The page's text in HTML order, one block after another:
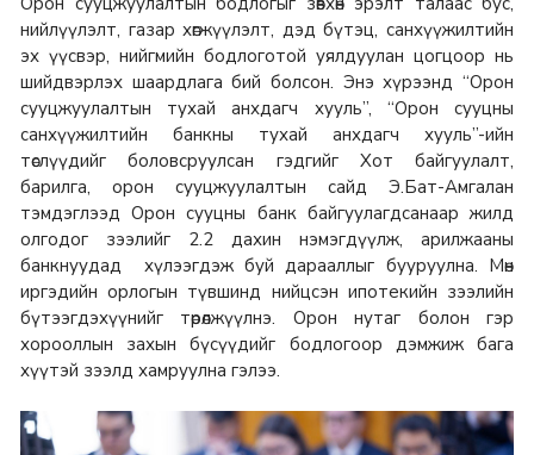
нийлүүлэлт, газар хөгжүүлэлт, дэд бүтэц, санхүүжилтийн
эх үүсвэр, нийгмийн бодлоготой уялдуулан цогцоор нь
шийдвэрлэх шаардлага бий болсон. Энэ хүрээнд “Орон
сууцжуулалтын тухай анхдагч хууль”, “Орон сууцны
санхүүжилтийн банкны тухай анхдагч хууль”-ийн
төслүүдийг боловсруулсан гэдгийг Хот байгуулалт,
барилга, орон сууцжуулалтын сайд Э.Бат-Амгалан
тэмдэглээд Орон сууцны банк байгуулагдсанаар жилд
олгодог зээлийг 2.2 дахин нэмэгдүүлж, арилжааны
банкнуудад хүлээгдэж буй дарааллыг бууруулна. Мөн
иргэдийн орлогын түвшинд нийцсэн ипотекийн зээлийн
бүтээгдэхүүнийг төрөлжүүлнэ. Орон нутаг болон гэр
хорооллын захын бүсүүдийг бодлогоор дэмжиж бага
хүүтэй зээлд хамруулна гэлээ.